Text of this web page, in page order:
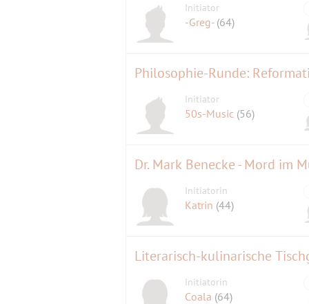
Initiator
-Greg- (64)
Philosophie-Runde:
Initiator
50s-Music (56)
Dr. Mark Benecke - Mord im
Initiatorin
Katrin (44)
Literarisch-kulinarische
Initiatorin
Coala (64)